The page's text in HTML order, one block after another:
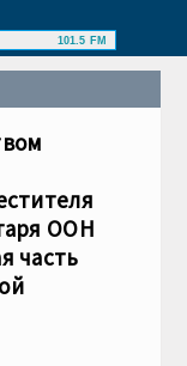
101.5 FM
ООН
часть